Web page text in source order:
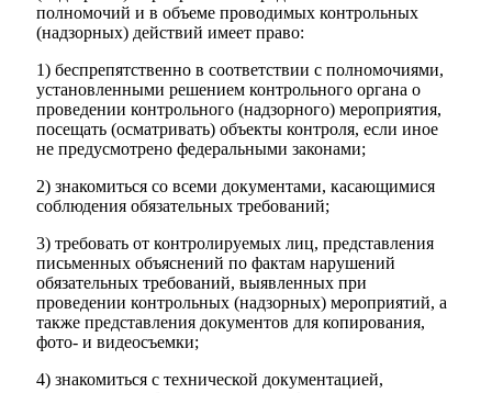
полномочий и в объеме проводимых контрольных
(надзорных) действий имеет право:
1) беспрепятственно в соответствии с полномочиями,
установленными решением контрольного органа о
проведении контрольного (надзорного) мероприятия,
посещать (осматривать) объекты контроля, если иное
не предусмотрено федеральными законами;
2) знакомиться со всеми документами, касающимися
соблюдения обязательных требований;
3) требовать от контролируемых лиц, представления
письменных объяснений по фактам нарушений
обязательных требований, выявленных при
проведении контрольных (надзорных) мероприятий, а
также представления документов для копирования,
фото- и видеосъемки;
4) знакомиться с технической документацией,
КСП КГО